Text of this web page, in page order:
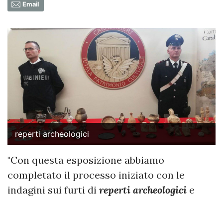
Email
reperti archeologici
"Con questa esposizione abbiamo
completato il processo iniziato con le
indagini sui furti di reperti archeologici e